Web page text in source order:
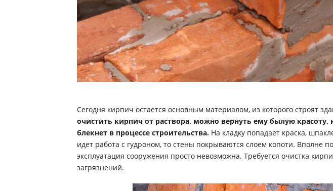
Сегодня кирпич остается основным материалом, из которого строят
очистить кирпич от раствора, можно вернуть ему былую красоту,
блекнет в процессе строительства. На кладку попадает краска,
идет работа с гудроном, то стены покрываются слоем копоти. Вполне
эксплуатация сооружения просто невозможна. Требуется очистка
загрязнений.